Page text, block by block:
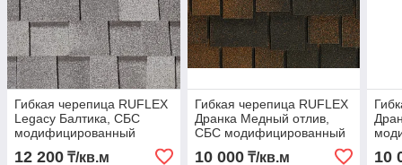
Гибкая черепица RUFLEX
Legacy Балтика, СБС
модифицированный
битум, т. +7 777 47 000 41
12 200 ₸/кв.м
Гибкая черепица RUFLEX
Дранка Медный отлив,
СБС модифицированный
битум, т+7 (777)47 000 41
10 000₸/кв.м 10